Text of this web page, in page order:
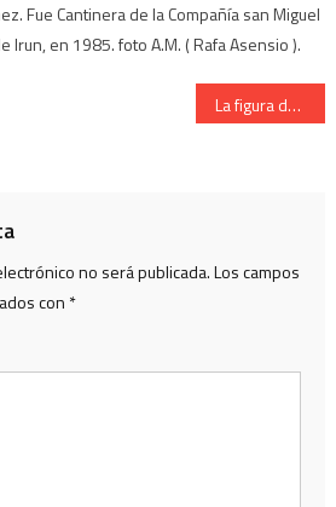
Fue Cantinera de la Compañía san Miguel
Irun, en 1985. foto A.M. ( Rafa Asensio ).
La figura de la Cantinera de la Compañía Bidasoa del Alarde de Irun
no será publicada.Los campos
con *